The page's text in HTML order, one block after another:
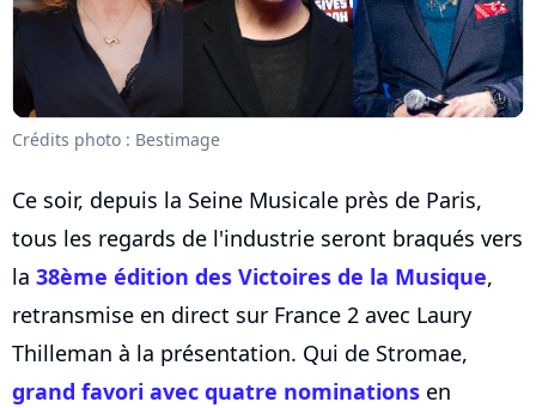
Crédits photo : Bestimage
Ce soir, depuis la Seine Musicale près de Paris,
tous les regards de l'industrie seront braqués vers
la 38ème édition des Victoires de la Musique,
retransmise en direct sur France 2 avec Laury
Thilleman à la présentation. Qui de Stromae,
grand favori avec quatre nominations en